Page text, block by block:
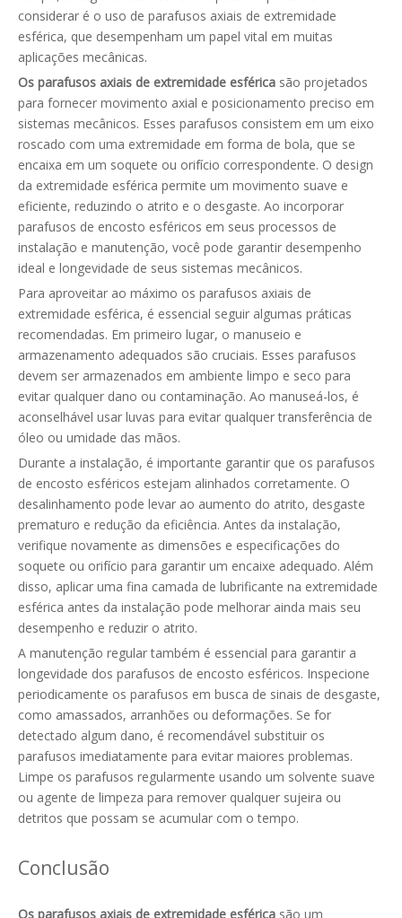
considerar é o uso de parafusos axiais de extremidade
esférica, que desempenham um papel vital em muitas
aplicações mecânicas.
Os parafusos axiais de extremidade esférica são projetados
para fornecer movimento axial e posicionamento preciso em
sistemas mecânicos. Esses parafusos consistem em um eixo
roscado com uma extremidade em forma de bola, que se
encaixa em um soquete ou orifício correspondente. O design
da extremidade esférica permite um movimento suave e
eficiente, reduzindo o atrito e o desgaste. Ao incorporar
parafusos de encosto esféricos em seus processos de
instalação e manutenção, você pode garantir desempenho
ideal e longevidade de seus sistemas mecânicos.
Para aproveitar ao máximo os parafusos axiais de
extremidade esférica, é essencial seguir algumas práticas
recomendadas. Em primeiro lugar, o manuseio e
armazenamento adequados são cruciais. Esses parafusos
devem ser armazenados em ambiente limpo e seco para
evitar qualquer dano ou contaminação. Ao manuseá-los, é
aconselhável usar luvas para evitar qualquer transferência de
óleo ou umidade das mãos.
Durante a instalação, é importante garantir que os parafusos
de encosto esféricos estejam alinhados corretamente. O
desalinhamento pode levar ao aumento do atrito, desgaste
prematuro e redução da eficiência. Antes da instalação,
verifique novamente as dimensões e especificações do
soquete ou orifício para garantir um encaixe adequado. Além
disso, aplicar uma fina camada de lubrificante na extremidade
esférica antes da instalação pode melhorar ainda mais seu
desempenho e reduzir o atrito.
A manutenção regular também é essencial para garantir a
longevidade dos parafusos de encosto esféricos. Inspecione
periodicamente os parafusos em busca de sinais de desgaste,
como amassados, arranhões ou deformações. Se for
detectado algum dano, é recomendável substituir os
parafusos imediatamente para evitar maiores problemas.
Limpe os parafusos regularmente usando um solvente suave
ou agente de limpeza para remover qualquer sujeira ou
detritos que possam se acumular com o tempo.
Conclusão
Os parafusos axiais de extremidade esférica são um